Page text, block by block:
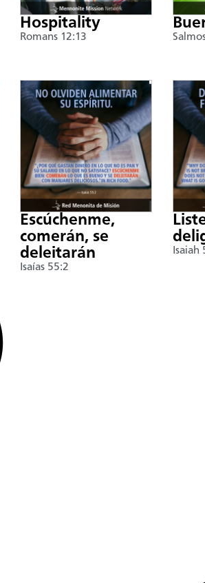
Hospitality
Romans 12:13
Escúchenme,
comerán, se
deleitarán
Isaías 55:2
Isaiah